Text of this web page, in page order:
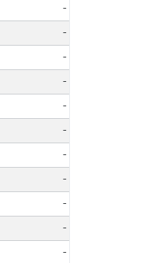
-
-
-
-
-
-
-
-
-
-
-